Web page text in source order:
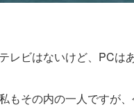
テレビはないけど、PCは
もその内の一人ですが